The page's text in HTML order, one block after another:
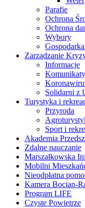
Parafie
Ochrona
Ochrona
Wybory
Zarządzanie
Informacje
Solidarni z
Turystyka i
Przyroda
Sport i
Akademia
Zdalne nauczanie
Marszałkowska
Mobilni
Nieodpłatna
Kamera Bocian-
Program LIFE
Czyste Powietrze